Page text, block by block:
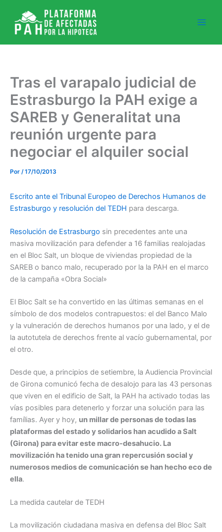
contenido
Tras el varapalo judicial de
Estrasburgo la PAH exige a
SAREB y Generalitat una
reunión urgente para
negociar el alquiler social
Por /17/10/2013
Escrito ante el Tribunal Europeo de Derechos Humanos de
Estrasburgo y resolución del TEDH para descarga.
Resolución de Estrasburgo sin precedentes ante una
masiva movilización para defender a 16 familias realojadas
en el Bloc Salt, un bloque de viviendas propiedad de la
SAREB o banco malo, recuperado por la la PAH en el marco
de la campaña «Obra Social»
El Bloc Salt se ha convertido en las últimas semanas en el
símbolo de dos modelos contrapuestos: el del Banco Malo
y la vulneración de derechos humanos por una lado, y el de
la autotutela de derechos frente al vacío gubernamental, por
el otro.
Desde que, a principios de setiembre, la Audiencia Provincial
de Girona comunicó fecha de desalojo para las 43 personas
que viven en el edificio de Salt, la PAH ha activado todas las
vías posibles para detenerlo y forzar una solución para las
famílias. Ayer y hoy, un millar de personas de todas las
plataformas del estado y solidarios han acudido a Salt
(Girona) para evitar este macro-desahucio. La
movilización ha tenido una gran repercusión social y
numerosos medios de comunicación se han hecho eco de
ella.
La medida cautelar de TEDH
La movilización ciudadana masiva en defensa del Bloc Salt